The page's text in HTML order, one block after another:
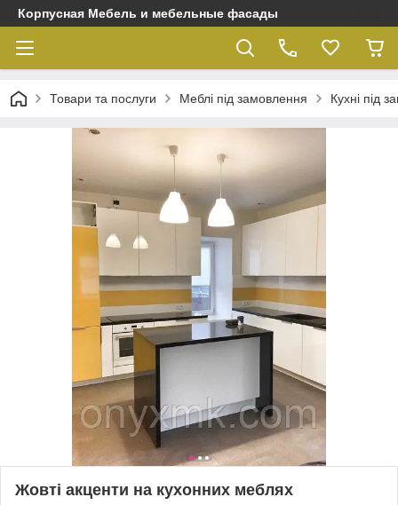
Корпусная Мебель и мебельные фасады
Товари та послуги Меблі під замовлення Кухні під
Жовті акценти на кухонних меблях